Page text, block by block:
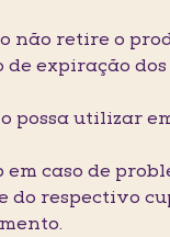
não retire o
expiração dos
possa utilizar
em caso de
do respectivo